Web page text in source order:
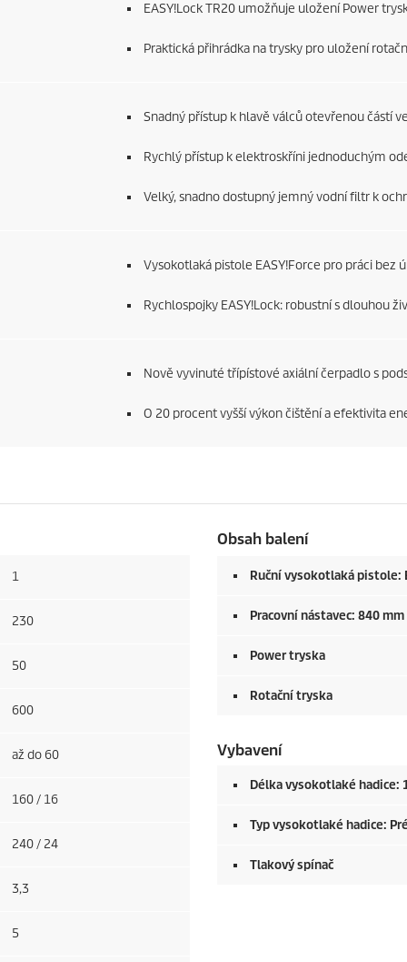
EASY!LockTR20 umožňuje uložení Power
Praktická přihrádka na trysky pro uložení
Snadný přístup k hlavě válců otevřenou částí
Rychlý přístup k elektroskříni jednoduchým
Velký, snadno dostupný jemný vodní filtr k
Vysokotlaká pistole EASY!Force pro práci bez
Rychlospojky EASY!Lock: robustní s dlouhou
Nově vyvinuté třípístové axiální čerpadlo s
O 20 procent vyšší výkon čištění a efektivita
1
230
50
600
až do 60
160 / 16
240 / 24
3,3
5
Obsah balení
Ruční vysokotlaká pistole:
Pracovní nástavec: 840 mm
Power tryska
Rotační tryska
Vybavení
Délka vysokotlaké hadice:
Typ vysokotlaké hadice:
Tlakový spínač